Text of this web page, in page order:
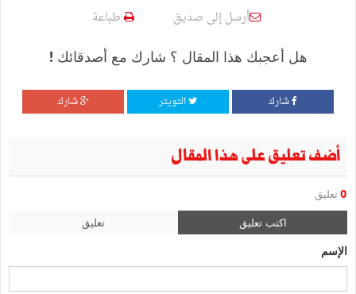
أرسل إلى صديق طباعة
هل أعجبك هذا المقال ؟ شارك مع أصدقائك !
شارك التويتر شارك
أضف تعليق على هذا المقال
0 تعليق
اكتب تعليق تعليق
الإسم